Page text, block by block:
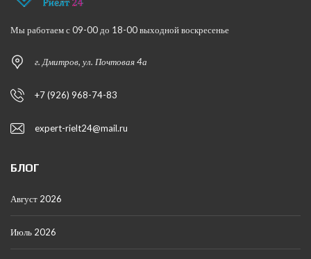
Мы работаем с 09-00 до 18-00 выходной воскресенье
г. Дмитров, ул. Почтовая 4а
+7 (926) 968-74-83
expert-rielt24@mail.ru
БЛОГ
Август 2026
Июль 2026